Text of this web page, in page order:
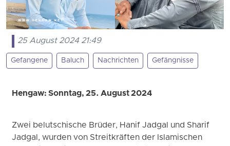
25 August 2024 21:49
Gefangene Baluch Nachrichten Gefängnisse
Hengaw: Sonntag, 25. August 2024
Zwei belutschische Brüder, Hanif Jadgal und Sharif
Jadgal, wurden von Streitkräften der Islamischen